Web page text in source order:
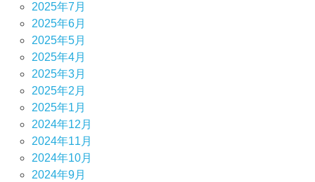
2025年7月
2025年6月
2025年5月
2025年4月
2025年3月
2025年2月
2025年1月
2024年12月
2024年11月
2024年10月
2024年9月